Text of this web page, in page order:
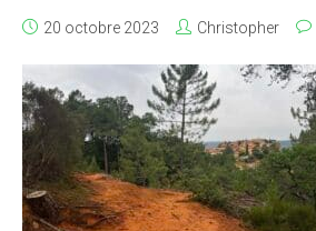
20 octobre 2023 Christopher